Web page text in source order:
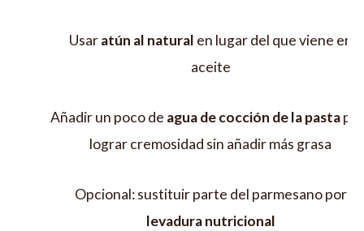
Usaratún al natural en lugar del que viene en
aceite
Añadir un poco de agua de cocción de la pasta
lograr cremosidad sin añadir más grasa
Opcional: sustituir parte del parmesano por
levadura nutricional